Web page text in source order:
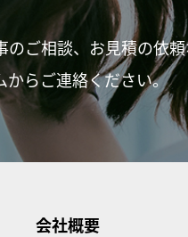
のご相談、お見積の依
からご連絡ください。
会社概要